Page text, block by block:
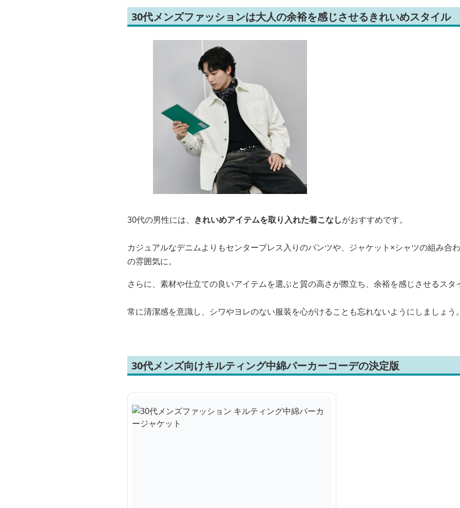
30代メンズファッションは大人の余裕を感じさせるきれいめスタイル
30代の男性には、 きれいめアイテムを取り入れた着こなしがおすすめです。
カジュアルなデニムよりもセンタープレス入りのパンツや、ジャケット×シャツの組み合
の雰囲気に。
さらに、素材や仕立ての良いアイテムを選ぶと質の高さが際立ち、余裕を感じさせるスタ
常に清潔感を意識し、シワやヨレのない服装を心がけることも忘れないようにしましょう。
30代メンズ向けキルティング中綿パーカーコーデの決定版